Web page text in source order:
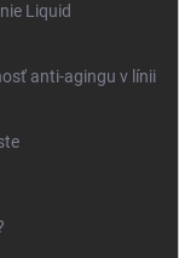
Liquid
anti-agingu v línii